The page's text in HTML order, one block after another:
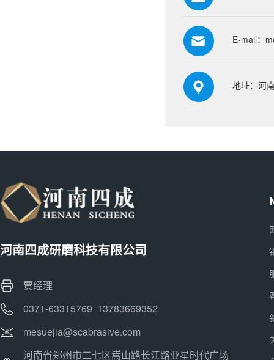
E-mail：
地址：河
河南四成研磨科技有限公司
贾经理
0371-63315769 13783669352
mesuejia@scabrasive.com
河南省郑州市二七区嵩山路长江路亚星时代广场